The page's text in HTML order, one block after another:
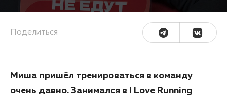
Поделиться
Миша пришёл тренироваться в команду
очень давно. Занимался в I Love Running